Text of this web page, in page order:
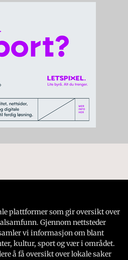
plattformer som gir oversikt over
Gjennom nettsteder
vi informasjon om blant
kultur, sport og vær i området.
å få oversikt over lokale saker